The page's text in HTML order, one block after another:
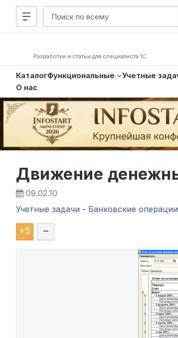
Разработки и статьи для специалиста 1С
КаталогФункциональные Учетные
О нас
Движение
09.02.10
Учетные задачи - Банковские операции
+5 –